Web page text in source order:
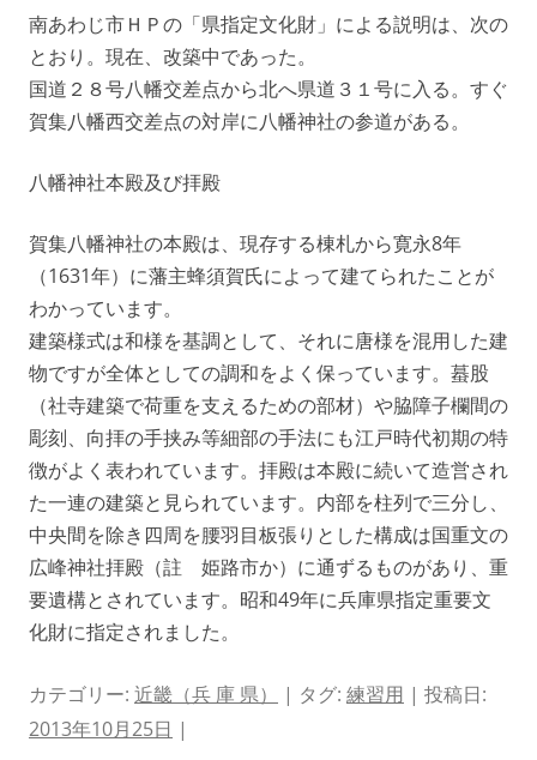
南あわじ市ＨＰの「県指定文化財」による説明は、次の
とおり。現在、改築中であった。
国道２８号八幡交差点から北へ県道３１号に入る。すぐ
賀集八幡西交差点の対岸に八幡神社の参道がある。
八幡神社本殿及び拝殿
賀集八幡神社の本殿は、現存する棟札から寛永8年
（1631年）に藩主蜂須賀氏によって建てられたことが
わかっています。
建築様式は和様を基調として、それに唐様を混用した建
物ですが全体としての調和をよく保っています。蟇股
（社寺建築で荷重を支えるための部材）や脇障子欄間の
彫刻、向拝の手挟み等細部の手法にも江戸時代初期の特
徴がよく表われています。拝殿は本殿に続いて造営され
た一連の建築と見られています。内部を柱列で三分し、
中央間を除き四周を腰羽目板張りとした構成は国重文の
広峰神社拝殿（註 姫路市か）に通ずるものがあり、重
要遺構とされています。昭和49年に兵庫県指定重要文
化財に指定されました。
カテゴリー: 近畿（兵 庫 県） | タグ: 練習用 | 投稿日:
2013年10月25日 |